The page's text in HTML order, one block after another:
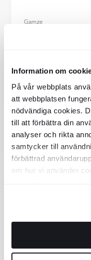
Information om
På vår webbplats
att webbplatsen
nödvändiga cookies.
till att förbättra din
analyser och rikta
samtycker till
förbättrad
om hur vi använder
Gamze
Priser på
Spackel
Vægspartel 300 20 kg
Vådrumsspartel 10 L
Mest
Almindelige spørgsmål
💸 Hvor meget koster